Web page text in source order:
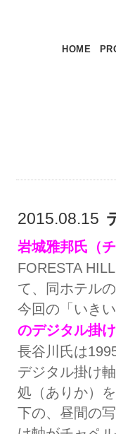
HOME
2015.08.15
岩城雅邦氏（
FORESTA
て、同ホテル
今回の「いき
のデジタル掛
長谷川氏は
デジタル掛け
処（ありか）
下の、昼間の